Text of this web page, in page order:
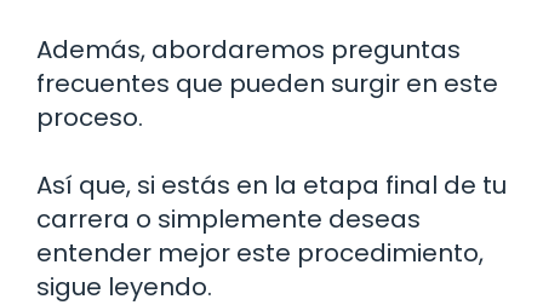
Además, abordaremos preguntas
frecuentes que pueden surgir en este
proceso.
Así que, si estás en la etapa final de tu
carrera o simplemente deseas
entender mejor este procedimiento,
sigue leyendo.